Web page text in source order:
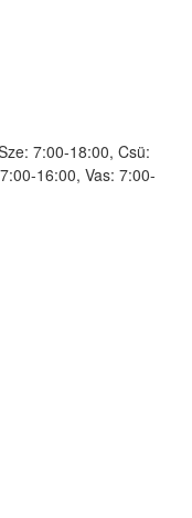
7:00-18:00, Csü:
16:00, Vas: 7:00-